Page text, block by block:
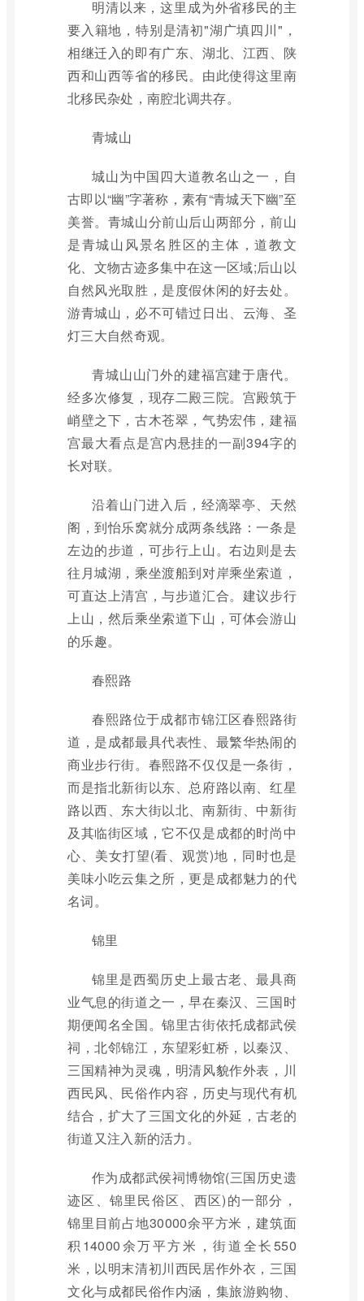
明清以来，这里成为外省移民的主
要入籍地，特别是清初"湖广填四川"，
相继迁入的即有广东、湖北、江西、陕
西和山西等省的移民。由此使得这里南
北移民杂处，南腔北调共存。
青城山
城山为中国四大道教名山之一，自
古即以“幽”字著称，素有“青城天下幽”至
美誉。青城山分前山后山两部分，前山
是青城山风景名胜区的主体，道教文
化、文物古迹多集中在这一区域;后山以
自然风光取胜，是度假休闲的好去处。
游青城山，必不可错过日出、云海、圣
灯三大自然奇观。
青城山山门外的建福宫建于唐代。
经多次修复，现存二殿三院。宫殿筑于
峭壁之下，古木苍翠，气势宏伟，建福
宫最大看点是宫内悬挂的一副394字的
长对联。
沿着山门进入后，经滴翠亭、天然
阁，到怡乐窝就分成两条线路：一条是
左边的步道，可步行上山。右边则是去
往月城湖，乘坐渡船到对岸乘坐索道，
可直达上清宫，与步道汇合。建议步行
上山，然后乘坐索道下山，可体会游山
的乐趣。
春熙路
春熙路位于成都市锦江区春熙路街
道，是成都最具代表性、最繁华热闹的
商业步行街。春熙路不仅仅是一条街，
而是指北新街以东、总府路以南、红星
路以西、东大街以北、南新街、中新街
及其临街区域，它不仅是成都的时尚中
心、美女打望(看、观赏)地，同时也是
美味小吃云集之所，更是成都魅力的代
名词。
锦里
锦里是西蜀历史上最古老、最具商
业气息的街道之一，早在秦汉、三国时
期便闻名全国。锦里古街依托成都武侯
祠，北邻锦江，东望彩虹桥，以秦汉、
三国精神为灵魂，明清风貌作外表，川
西民风、民俗作内容，历史与现代有机
结合，扩大了三国文化的外延，古老的
街道又注入新的活力。
作为成都武侯祠博物馆(三国历史遗
迹区、锦里民俗区、西区)的一部分，
锦里目前占地30000余平方米，建筑面
积14000余万平方米，街道全长550
米，以明末清初川西民居作外衣，三国
文化与成都民俗作内涵，集旅游购物、